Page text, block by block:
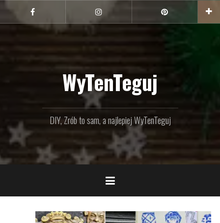
treści
Facebook Instagram
WyTenTeguj
DIY, Zrób to sam, a najlepiej WyTenTeguj